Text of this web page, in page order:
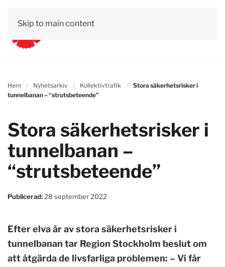
Skip to main content
Hem Nyhetsarkiv Kollektivtrafik
Stora säkerhetsrisker i
tunnelbanan – “strutsbeteende”
Stora säkerhetsrisker i
tunnelbanan –
“strutsbeteende”
Publicerad: 28 september 2022
Efter elva år av stora säkerhetsrisker i
tunnelbanan tar Region Stockholm beslut om
att åtgärda de livsfarliga problemen: – Vi får